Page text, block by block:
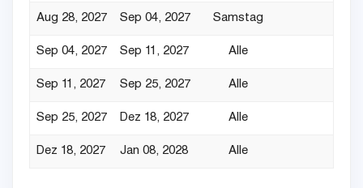
Aug 28, 2027 Sep 04, 2027 Samstag
Sep 04, 2027 Sep 11, 2027 Alle
Sep 11, 2027 Sep 25, 2027 Alle
Sep 25, 2027 Dez 18, 2027 Alle
Dez 18, 2027 Jan 08, 2028 Alle